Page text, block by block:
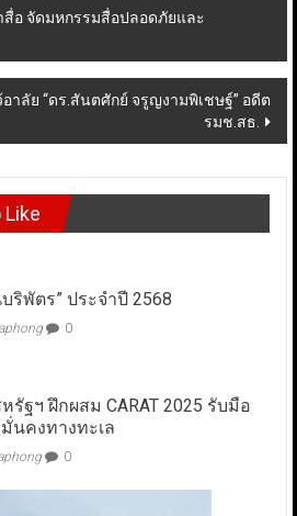
อ จัดมหกรรมสื่อปลอดภัยและ
าลัย “ดร.สันตศักย์ จรูญงามพิเชษฐ์” อดีต
รมช.สธ.
Like
ริพัตร” ประจำปี 2568
0
รัฐฯ ฝึกผสม CARAT 2025 รับมือ
นคงทางทะเล
0